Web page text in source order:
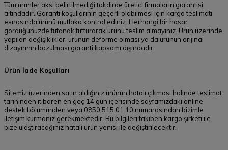
Tüm ürünler aksi belirtilmediği takdirde üretici firmaların garantisi
altındadır. Garanti koşullarının geçerli olabilmesi için kargo teslimatı
esnasında ürünü mutlaka kontrol ediniz. Herhangi bir hasar
gördüğünüzde tutanak tutturarak ürünü teslim almayınız. Ürün üzerinde
yapılan değişiklikler, ürünün deforme olması ya da ürünün orijinal
dizaynının bozulması garanti kapsamı dışındadır.
Ürün İade Koşulları
Sitemiz üzerinden satın aldığınız ürünün hatalı çıkması halinde teslimat
tarihinden itibaren en geç 14 gün içerisinde sayfamızdaki online
destek bölümünden veya 0850 515 01 10 numarasından bizimle
iletişim kurmanız gerekmektedir. Bu bilgileri takiben kargo şirketi ile
bize ulaştıracağınız hatalı ürün yenisi ile değiştirilecektir.